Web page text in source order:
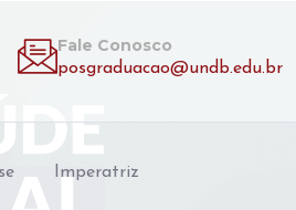
Fale Conosco
posgraduacao@undb.edu.br
Imperatriz